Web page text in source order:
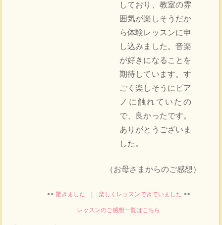
しており、教室の雰
囲気が楽しそうだか
ら体験レッスンに申
し込みました。音楽
が好きになることを
期待しています。す
ごく楽しそうにピア
ノに触れていたの
で、良かったです。
ありがとうございま
した。
（お母さまからのご感想）
<< 驚きました 楽しくレッスンできていました >>
レッスンのご感想一覧はこちら